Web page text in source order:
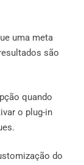
uma meta
são
quando
o plug-in
do